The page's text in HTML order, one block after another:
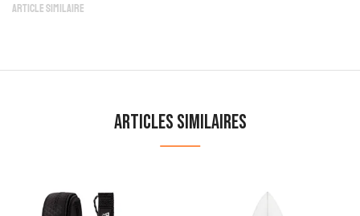
Article similaire
Articles similaires